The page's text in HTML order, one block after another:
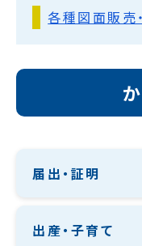
各種図面販売
届出・証明
出産・子育て